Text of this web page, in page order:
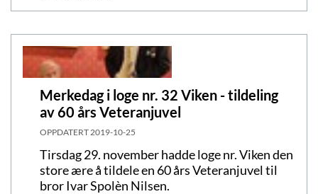
Merkedag i loge nr. 32 Viken - tildeling
av 60 års Veteranjuvel
OPPDATERT 2019-10-25
Tirsdag 29. november hadde loge nr. Viken den
store ære å tildele en 60 års Veteranjuvel til
bror Ivar Spolèn Nilsen.